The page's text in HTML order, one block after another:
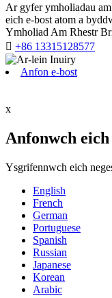
Ar gyfer ymholiadau
eich e-bost atom a
Ymholiad Am Rhestr
 +86 13315128577
Anfon e-bost
x
Anfonwch eich
Ysgrifennwch eich
English
French
German
Portuguese
Spanish
Russian
Japanese
Korean
Arabic